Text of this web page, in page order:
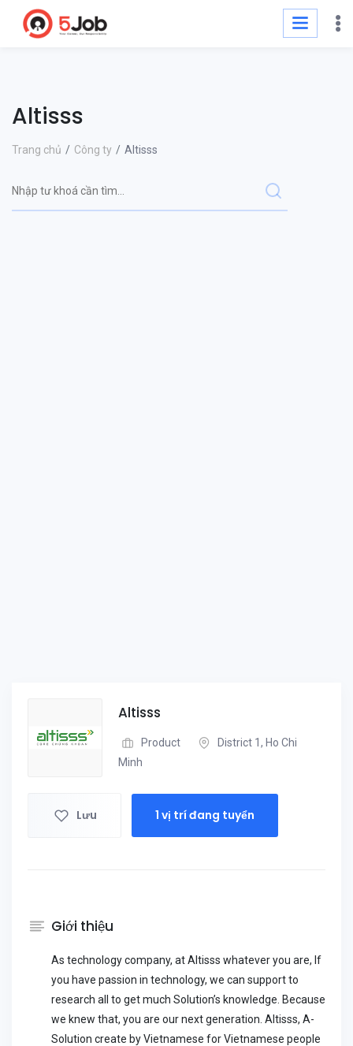
Altisss
Trang chủ Công ty Altisss
Altisss
Product
District 1, Ho Chi
Minh
Lưu 1 vị trí đang tuyển
Giới thiệu
As technology company, at Altisss whatever you are, If
you have passion in technology, we can support to
research all to get much Solution’s knowledge. Because
we knew that, you are our next generation. Altisss, A-
Solution create by Vietnamese for Vietnamese people